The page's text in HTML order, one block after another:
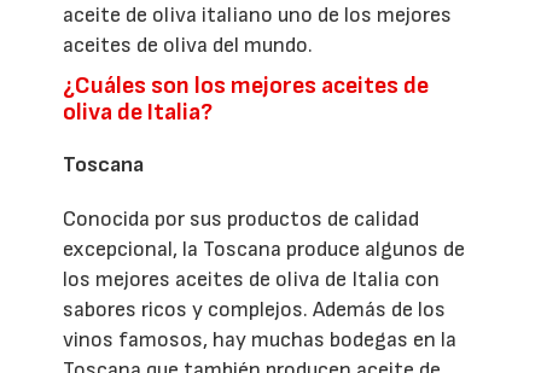
aceite de oliva italiano uno de los mejores
aceites de oliva del mundo.
¿Cuáles son los mejores aceites de
oliva de Italia?
Toscana
Conocida por sus productos de calidad
excepcional, la Toscana produce algunos de
los mejores aceites de oliva de Italia con
sabores ricos y complejos. Además de los
vinos famosos, hay muchas bodegas en la